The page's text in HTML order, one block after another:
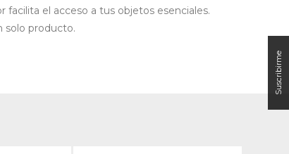
el acceso a tus objetos esenciales.
solo producto.